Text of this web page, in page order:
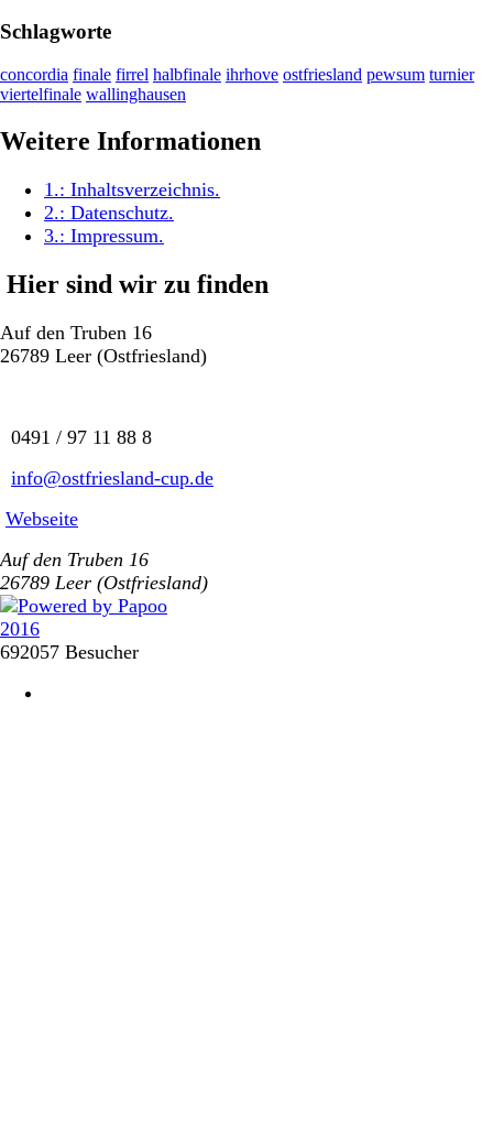
Schlagworte
concordia finale firrel halbfinale ihrhove ostfriesland pewsum turnier
viertelfinale wallinghausen
Weitere Informationen
1.: Inhaltsverzeichnis.
2.: Datenschutz.
3.: Impressum.
Hier sind wir zu finden
Auf den Truben 16
26789 Leer (Ostfriesland)
0491 / 97 11 88 8
info@ostfriesland-cup.de
Webseite
Auf den Truben 16
26789 Leer (Ostfriesland)
692057 Besucher